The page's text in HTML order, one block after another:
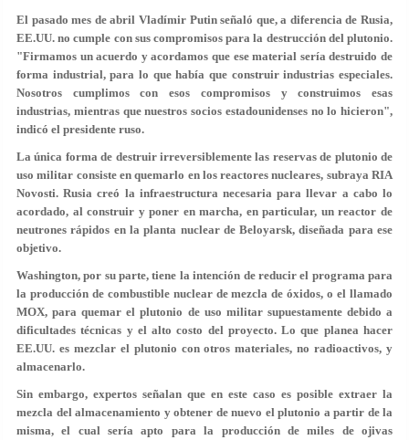
El pasado mes de abril Vladímir Putin señaló que, a diferencia de Rusia,
EE.UU. no cumple con sus compromisos para la destrucción del plutonio.
"Firmamos un acuerdo y acordamos que ese material sería destruido de
forma industrial, para lo que había que construir industrias especiales.
Nosotros cumplimos con esos compromisos y construimos esas
industrias, mientras que nuestros socios estadounidenses no lo hicieron",
indicó el presidente ruso.
La única forma de destruir irreversiblemente las reservas de plutonio de
uso militar consiste en quemarlo en los reactores nucleares, subraya RIA
Novosti. Rusia creó la infraestructura necesaria para llevar a cabo lo
acordado, al construir y poner en marcha, en particular, un reactor de
neutrones rápidos en la planta nuclear de Beloyarsk, diseñada para ese
objetivo.
Washington, por su parte, tiene la intención de reducir el programa para
la producción de combustible nuclear de mezcla de óxidos, o el llamado
MOX, para quemar el plutonio de uso militar supuestamente debido a
dificultades técnicas y el alto costo del proyecto. Lo que planea hacer
EE.UU. es mezclar el plutonio con otros materiales, no radioactivos, y
almacenarlo.
Sin embargo, expertos señalan que en este caso es posible extraer la
mezcla del almacenamiento y obtener de nuevo el plutonio a partir de la
misma, el cual sería apto para la producción de miles de ojivas